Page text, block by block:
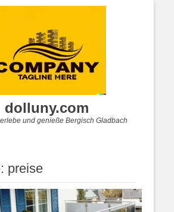
dolluny.com
und genieße Bergisch Gladbach
preise